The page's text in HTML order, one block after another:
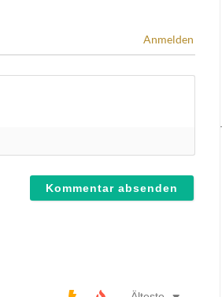
Anmelden